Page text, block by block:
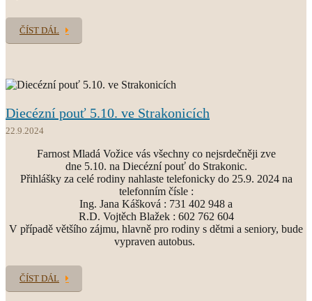
ČÍST DÁL
Diecézní pouť 5.10. ve Strakonicích
22.9.2024
Farnost Mladá Vožice vás všechny co nejsrdečněji zve
dne 5.10. na Diecézní pouť do Strakonic.
Přihlášky za celé rodiny nahlaste telefonicky do 25.9. 2024 na
telefonním čísle :
Ing. Jana Kášková : 731 402 948 a
R.D. Vojtěch Blažek : 602 762 604
V případě většího zájmu, hlavně pro rodiny s dětmi a seniory, bude
vypraven autobus.
ČÍST DÁL